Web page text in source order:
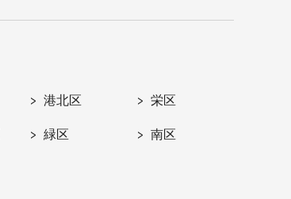
港北区 栄区
緑区 南区